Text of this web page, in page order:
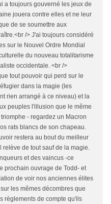
a toujours gouverné les jeux de
jouera contre elles et ne leur
de se soumettre aux
/> J'ai toujours considéré
sur le Nouvel Ordre Mondial
du nouveau totalitarisme
occidentale. <br />
tout pouvoir qui perd sur le
dans la magie (les
rien arrangé à ce niveau) et la
peuples l'illusion que le même
- regardez un Macron
rats blancs de son chapeau.
restera au bout du meilleur
relève de tout sauf de la magie.
et des vaincus -ce
prochain ouvrage de Todd- et
de voir nos anciennes élites
les mêmes décombres que
règlements de compte qu'ils